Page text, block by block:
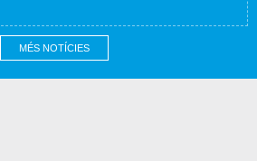
MÉS NOTÍCIES